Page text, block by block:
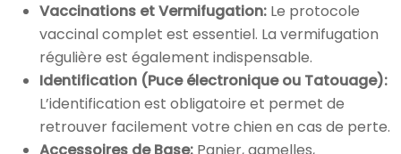
Vaccinations et Vermifugation: Le protocole
vaccinal complet est essentiel. La vermifugation
régulière est également indispensable.
Identification (Puce électronique ou Tatouage):
L’identification est obligatoire et permet de
retrouver facilement votre chien en cas de perte.